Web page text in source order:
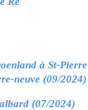
à St-
neuve (09/2024)
(07/2024)